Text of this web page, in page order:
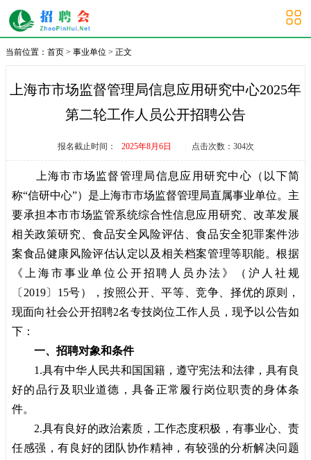
大学生招聘会
当前位置： 首页 > 事业单位 > 正文
上海市市场监督管理局信息应用研究中心2025年
第二轮工作人员公开招聘公告
报名截止时间： 2025年8月6日 点击次数： 304次
上海市市场监督管理局信息应用研究中心（以下简
称“信研中心”）是上海市市场监督管理局直属事业单位。主
要承担本市市场监管系统综合性信息应用研究、改革发展
相关政策研究、食品安全风险评估、食品安全犯罪案件涉
案食品健康风险评估认定以及相关档案管理等职能。根据
《上海市事业单位公开招聘人员办法》（沪人社规
〔2019〕15号），按照公开、平等、竞争、择优的原则，
现面向社会公开招聘2名专技岗位工作人员，现予以公告如
下：
一、招聘对象和条件
1.具有中华人民共和国国籍，遵守宪法和法律，具有良
好的品行及职业道德，具备正常履行岗位职责的身体条
件。
2.具有良好的政治素质，工作态度积极，有事业心、责
任感强，有良好的团队协作精神，有较强的分析解决问题